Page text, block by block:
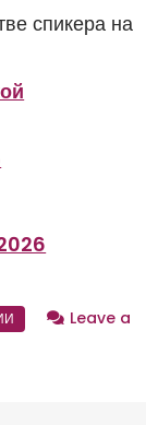
спикера на
Leave a